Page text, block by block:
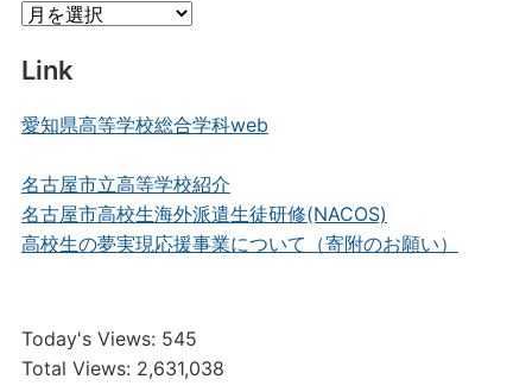
Archive
Link
愛知県高等学校総合学科web
名古屋市立高等学校紹介
名古屋市高校生海外派遣生徒研修(NACOS)
高校生の夢実現応援事業について（寄附のお願い）
Today's Views: 545
Total Views: 2,631,038